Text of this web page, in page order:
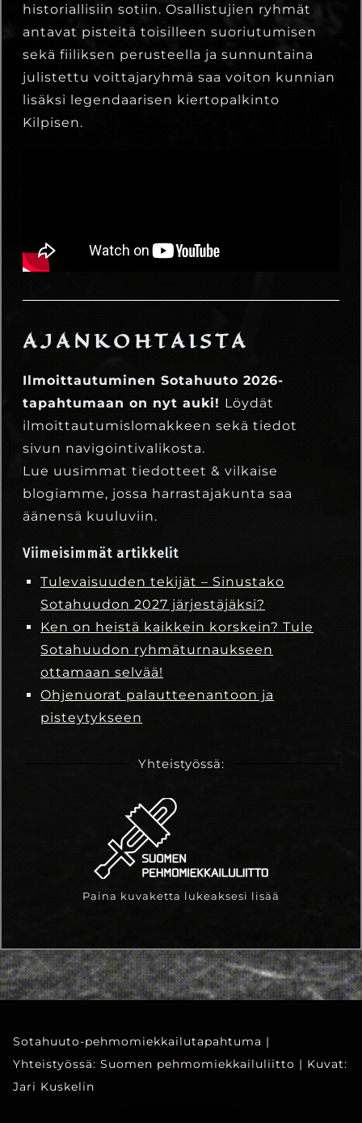
historiallisiin sotiin. Osallistujien ryhmät
antavat pisteitä toisilleen suoriutumisen
sekä fiiliksen perusteella ja sunnuntaina
julistettu voittajaryhmä saa voiton kunnian
lisäksi legendaarisen kiertopalkinto
Kilpisen.
AJANKOHTAISTA
Ilmoittautuminen Sotahuuto 2026-
tapahtumaan on nyt auki! Löydät
ilmoittautumislomakkeen sekä tiedot
sivun navigointivalikosta.
Lue uusimmat tiedotteet & vilkaise
blogiamme, jossa harrastajakunta saa
äänensä kuuluviin.
Viimeisimmät artikkelit
Tulevaisuuden tekijät – Sinustako
Sotahuudon 2027 järjestäjäksi?
Ken on heistä kaikkein korskein? Tule
Sotahuudon ryhmäturnaukseen
ottamaan selvää!
Ohjenuorat palautteenantoon ja
pisteytykseen
Yhteistyössä:
Paina kuvaketta lukeaksesi lisää
Sotahuuto-pehmomiekkailutapahtuma |
Yhteistyössä: Suomen pehmomiekkailuliitto | Kuvat:
Jari Kuskelin